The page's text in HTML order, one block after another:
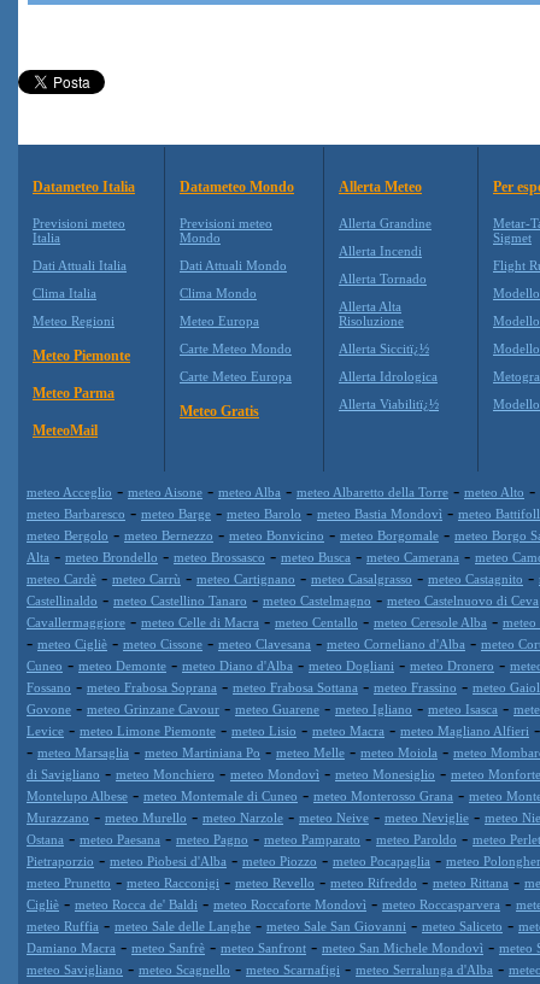
Datameteo Italia
Previsioni meteo
Italia
Dati Attuali Italia
Clima Italia
Meteo Regioni
Meteo Piemonte
Meteo Parma
MeteoMail
Datameteo Mondo
Previsioni meteo
Mondo
Dati Attuali Mondo
Clima Mondo
Meteo Europa
Carte Meteo Mondo
Carte Meteo Europa
Meteo Gratis
Allerta Meteo
Allerta Grandine
Allerta Incendi
Allerta Tornado
Allerta Alta
Risoluzione
Allerta Siccitï¿½
Allerta Idrologica
Allerta Viabilitï¿½
Per
Metar-
Sigmet
Flight
Modello
meteo Acceglio - meteo Aisone - meteo Alba - meteo Albaretto della Torre - meteo Alto -
meteo Barbaresco - meteo Barge - meteo Barolo - meteo Bastia Mondovì - meteo
meteo Bergolo - meteo Bernezzo - meteo Bonvicino - meteo Borgomale - meteo Borgo
Alta - meteo Brondello - meteo Brossasco - meteo Busca - meteo Camerana - meteo
meteo Cardè - meteo Carrù - meteo Cartignano - meteo Casalgrasso - meteo Castagnito -
Castellinaldo - meteo Castellino Tanaro - meteo Castelmagno - meteo Castelnuovo di Ceva
Cavallermaggiore - meteo Celle di Macra - meteo Centallo - meteo Ceresole Alba - meteo
- meteo Cigliè - meteo Cissone - meteo Clavesana - meteo Corneliano d'Alba - meteo
Cuneo - meteo Demonte - meteo Diano d'Alba - meteo Dogliani - meteo Dronero -
Fossano - meteo Frabosa Soprana - meteo Frabosa Sottana - meteo Frassino - meteo
Govone - meteo Grinzane Cavour - meteo Guarene - meteo Igliano - meteo Isasca -
Levice - meteo Limone Piemonte - meteo Lisio - meteo Macra - meteo Magliano Alfieri
- meteo Marsaglia - meteo Martiniana Po - meteo Melle - meteo Moiola - meteo
di Savigliano - meteo Monchiero - meteo Mondovì - meteo Monesiglio - meteo
Montelupo Albese - meteo Montemale di Cuneo - meteo Monterosso Grana - meteo
Murazzano - meteo Murello - meteo Narzole - meteo Neive - meteo Neviglie - meteo
Ostana - meteo Paesana - meteo Pagno - meteo Pamparato - meteo Paroldo - meteo
Pietraporzio - meteo Piobesi d'Alba - meteo Piozzo - meteo Pocapaglia - meteo
meteo Prunetto - meteo Racconigi - meteo Revello - meteo Rifreddo - meteo Rittana -
Cigliè - meteo Rocca de' Baldi - meteo Roccaforte Mondovì - meteo Roccasparvera -
meteo Ruffia - meteo Sale delle Langhe - meteo Sale San Giovanni - meteo Saliceto -
Damiano Macra - meteo Sanfrè - meteo Sanfront - meteo San Michele Mondovì - meteo
meteo Savigliano - meteo Scagnello - meteo Scarnafigi - meteo Serralunga d'Alba -